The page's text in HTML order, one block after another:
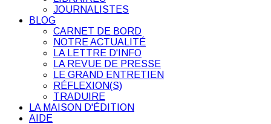
JOURNALISTES
BLOG
CARNET DE BORD
NOTRE ACTUALITÉ
LA LETTRE D'INFO
LA REVUE DE PRESSE
LE GRAND ENTRETIEN
RÉFLEXION(S)
TRADUIRE
LA MAISON D'ÉDITION
AIDE